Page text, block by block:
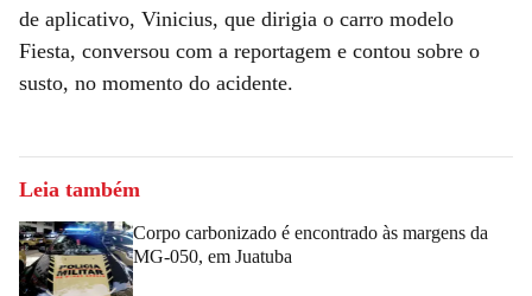
de aplicativo, Vinicius, que dirigia o carro modelo
Fiesta, conversou com a reportagem e contou sobre o
susto, no momento do acidente.
Leia também
Corpo carbonizado é encontrado às margens da
MG-050, em Juatuba